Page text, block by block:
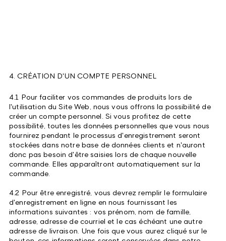
4. CRÉATION D'UN COMPTE PERSONNEL
4.1 Pour faciliter vos commandes de produits lors de
l'utilisation du Site Web, nous vous offrons la possibilité de
créer un compte personnel. Si vous profitez de cette
possibilité, toutes les données personnelles que vous nous
fournirez pendant le processus d'enregistrement seront
stockées dans notre base de données clients et n'auront
donc pas besoin d'être saisies lors de chaque nouvelle
commande. Elles apparaîtront automatiquement sur la
commande.
4.2 Pour être enregistré, vous devrez remplir le formulaire
d'enregistrement en ligne en nous fournissant les
informations suivantes : vos prénom, nom de famille,
adresse, adresse de courriel et le cas échéant une autre
adresse de livraison. Une fois que vous aurez cliqué sur le